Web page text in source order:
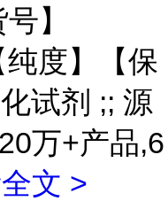
】
度】【保
试剂 ;; 源
万+产品,6
文 >